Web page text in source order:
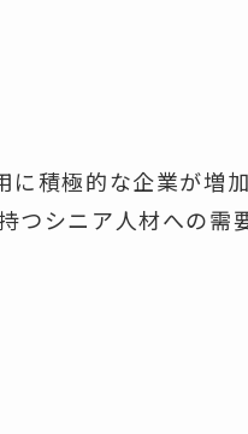
積極的な企業が増加
つシニア人材への需